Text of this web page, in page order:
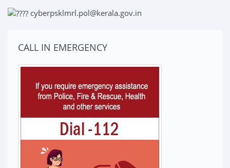
cyberpsklmrl.pol@kerala.gov.in
CALL IN EMERGENCY